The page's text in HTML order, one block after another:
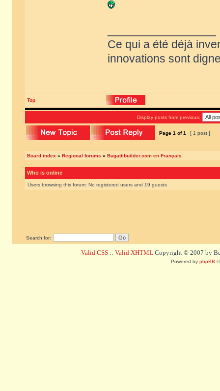
Ce qui a été déjà
innovations sont
Top
Display posts from previous:
Page 1 of1 [ 1 post ]
Board index » Regional forums » Bugattibuilder.com en Français
Who is online
Users browsing this forum: No registered users and 19 guests
Search for:
Valid CSS :: Valid XHTML Copyright © 2007 by
Powered by phpBB